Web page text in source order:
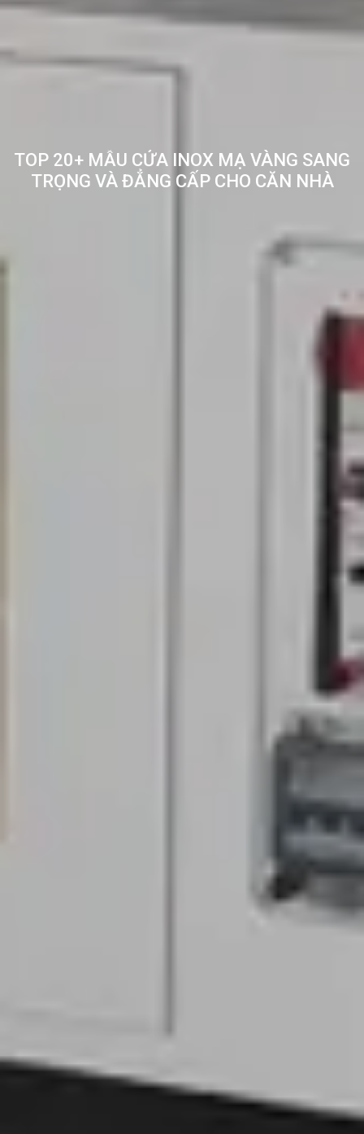
TOP 20+ MẪU CỬA INOX MẠ VÀNG SANG
TRỌNG VÀ ĐẲNG CẤP CHO CĂN NHÀ